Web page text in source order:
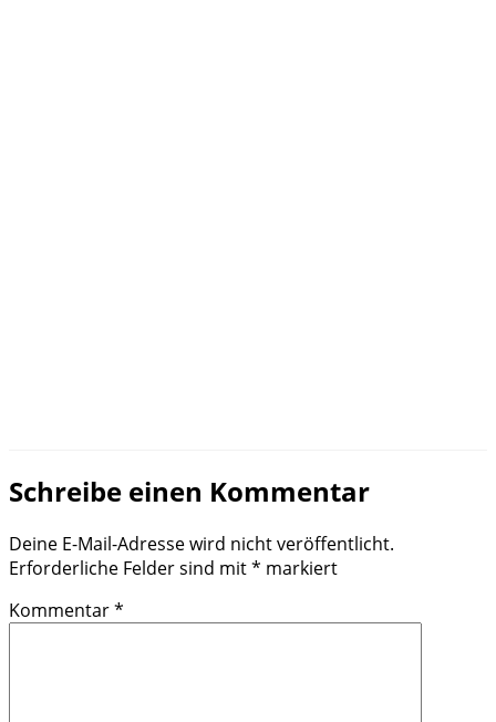
Schreibe einen Kommentar
Deine E-Mail-Adresse wird nicht veröffentlicht.
Erforderliche Felder sind mit* markiert
Kommentar*